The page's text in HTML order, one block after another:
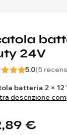
24V
5.0(5
batteria 2 × 12
descrizione
€